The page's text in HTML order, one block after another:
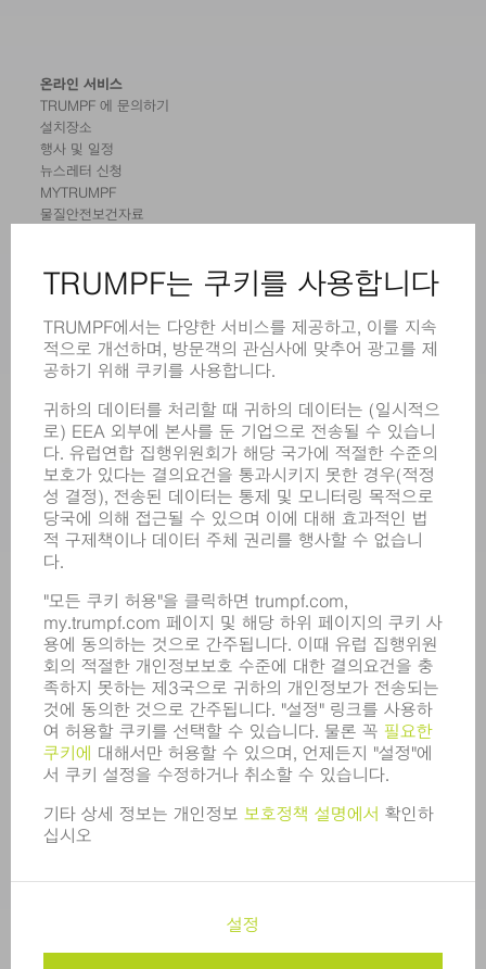
온라인 서비스
TRUMPF 에 문의하기
설치장소
행사 및 일정
뉴스레터 신청
MYTRUMPF
물질안전보건자료
레이저
전력 시스템
전동 툴
SMART FACTORY
소프트웨어
어플리케이션
부문
기업
경력
모집
기업 프로필
이사회
영업 보고서
규정 준수
내부고발자 시스템
보안
보도 자료
매거진
지속가능성
환경 & 기후
사회 & 기업
기업 경영